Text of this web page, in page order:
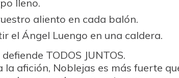
lleno.
aliento en cada balón.
el Ángel Luengo en una caldera.
TODOS JUNTOS.
afición, Noblejas es más fuerte